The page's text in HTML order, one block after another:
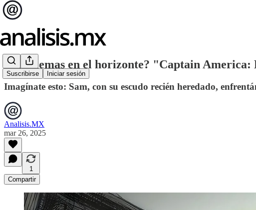
Suscribirse Iniciar sesión
¿Problemas en el horizonte? "Captain
Imagínate esto: Sam, con su escudo recién heredado,
Analisis.MX
mar 26, 2025
1
Compartir